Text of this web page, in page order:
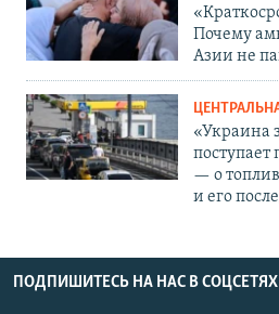
Почему
Азии не
«Украина
— о
и его
ПОДПИШИТЕСЬ НА НАС В СОЦСЕТЯХ